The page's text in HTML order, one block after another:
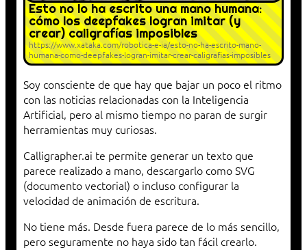
Esto no lo ha escrito una mano humana:
cómo los deepfakes logran imitar (y
crear) caligrafías imposibles
https://www.xataka.com/robotica-e-ia/esto-no-ha-escrito-mano-
humana-como-deepfakes-logran-imitar-crear-caligrafias-imposibles
Soy consciente de que hay que bajar un poco el ritmo
con las noticias relacionadas con la Inteligencia
Artificial, pero al mismo tiempo no paran de surgir
herramientas muy curiosas.
Calligrapher.ai te permite generar un texto que
parece realizado a mano, descargarlo como SVG
(documento vectorial) o incluso configurar la
velocidad de animación de escritura.
No tiene más. Desde fuera parece de lo más sencillo,
pero seguramente no haya sido tan fácil crearlo.